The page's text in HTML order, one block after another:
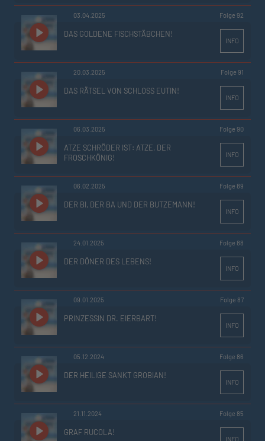
03.04.2025 Folge 92
DAS GOLDENE FISCHSTÄBCHEN!
INFO
20.03.2025 Folge 91
DAS RÄTSEL VON SCHLOSS EUTIN!
INFO
06.03.2025 Folge 90
ATZE SCHRÖDER IST: ATZE, DER
FROSCHKÖNIG!
INFO
06.02.2025 Folge 89
DER BI, DER BA UND DER BUTZEMANN!
INFO
24.01.2025 Folge 88
DER DÖNER DES LEBENS!
INFO
09.01.2025 Folge 87
PRINZESSIN DR. EIERBART!
INFO
05.12.2024 Folge 86
DER HEILIGE SANKT GROBIAN!
INFO
21.11.2024 Folge 85
GRAF RUCOLA!
INFO